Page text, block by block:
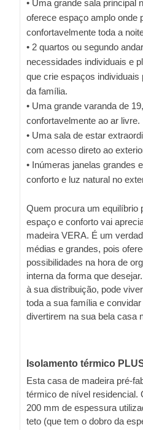
• Uma grande sala principal
oferece espaço amplo onde
confortavelmente toda a
• 2 quartos ou segundo
necessidades individuais e
que crie espaços
da família.
• Uma grande varanda de
confortavelmente ao ar livre.
• Uma sala de estar
com acesso direto ao
• Inúmeras janelas grandes
conforto e luz natural no
Quem procura um equilíbrio
espaço e conforto vai
madeira VERA. É um
médias e grandes, pois
possibilidades na hora de
interna da forma que
à sua distribuição, pode
toda a sua família e
divertirem na sua bela casa
Isolamento térmico
Esta casa de madeira pré-
térmico de nível residencial.
200 mm de espessura
teto (que tem o dobro da